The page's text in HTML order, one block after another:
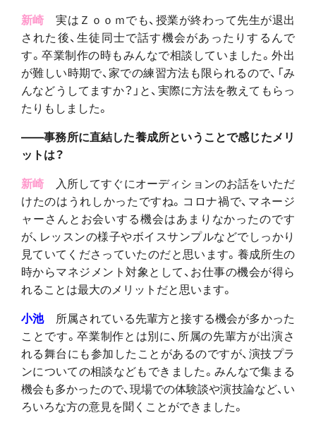
新崎 実はＺｏｏｍでも、授業が終わって先生が退出
された後、生徒同士で話す機会があったりするんで
す。卒業制作の時もみんなで相談していました。外出
が難しい時期で、家での練習方法も限られるので、「み
んなどうしてますか？」と、実際に方法を教えてもらっ
たりもしました。
――事務所に直結した養成所ということで感じたメリ
ットは？
新崎 入所してすぐにオーディションのお話をいただ
けたのはうれしかったですね。コロナ禍で、マネージ
ャーさんとお会いする機会はあまりなかったのです
が、レッスンの様子やボイスサンプルなどでしっかり
見ていてくださっていたのだと思います。養成所生の
時からマネジメント対象として、お仕事の機会が得ら
れることは最大のメリットだと思います。
小池所属されている先輩方と接する機会が多かった
ことです。卒業制作とは別に、所属の先輩方が出演さ
れる舞台にも参加したことがあるのですが、演技プラ
ンについての相談などもできました。みんなで集まる
機会も多かったので、現場での体験談や演技論など、い
ろいろな方の意見を聞くことができました。